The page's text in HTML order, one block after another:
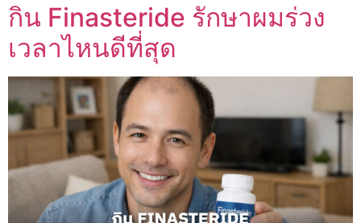
กิน Finasteride รักษาผมร่วง
เวลาไหนดีที่สุด